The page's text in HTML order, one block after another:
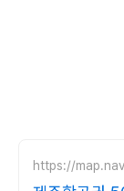
https://